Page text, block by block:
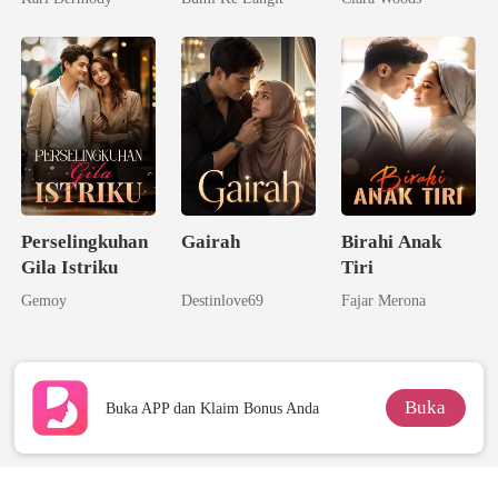
Miliarder
Perselingkuhan
Gila Istriku
Gemoy
Gairah
Destinlove69
Birahi Anak
Tiri
Fajar Merona
Buka APP dan Klaim Bonus Anda Buka